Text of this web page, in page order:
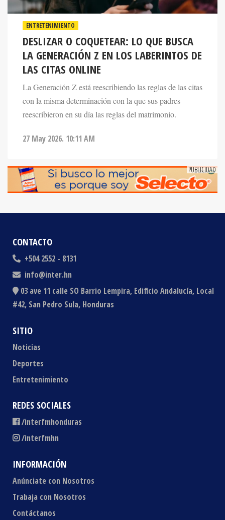
ENTRETENIMIENTO
DESLIZAR O COQUETEAR: LO QUE BUSCA
LA GENERACIÓN Z EN LOS LABERINTOS DE
LAS CITAS ONLINE
La Generación Z está reescribiendo las reglas de las citas
con la misma determinación con la que sus padres
reescribieron en su día las reglas del matrimonio.
27 May 2026. 10:11 AM
CONTACTO
+504 2552 - 8131
info@inter.hn
03 ave 11 calle SO Barrio Lempira, Edificio Andalucía, Local
#42, San Pedro Sula, Honduras
SITIO
Noticias
Deportes
Entretenimiento
REDES SOCIALES
/interfmhonduras
/interfmhn
INFORMACIÓN
Anúnciate con Nosotros
Trabaja con Nosotros
Contáctanos